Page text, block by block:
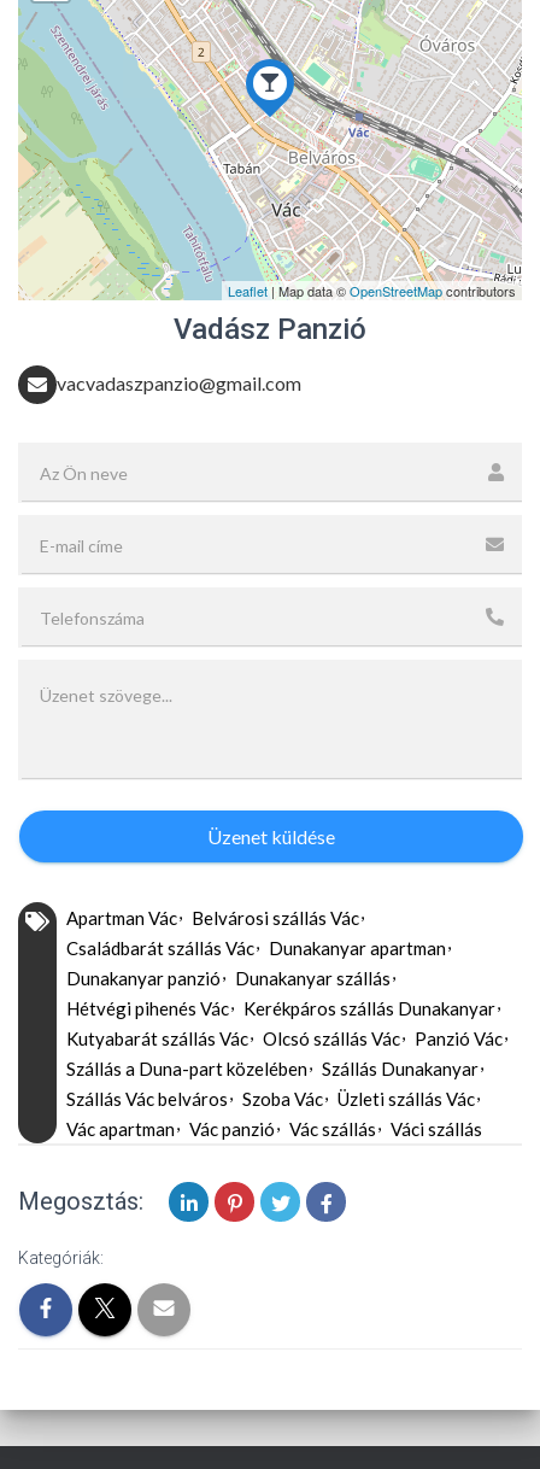
Leaflet| Map data ©OpenStreetMapcontributors
Vadász Panzió
vacvadaszpanzio@gmail.com
Üzenet küldése
Apartman Vác
Belvárosi szállás Vác
Családbarát szállás Vác
Dunakanyar apartman
Dunakanyar panzió
Dunakanyar szállás
Hétvégi pihenés Vác
Kerékpáros szállás Dunakanyar
Kutyabarát szállás Vác
Olcsó szállás Vác
Panzió Vác
Szállás a Duna-part közelében
Szállás Dunakanyar
Szállás Vác belváros
Szoba Vác
Üzleti szállás Vác
Vác apartman
Vác panzió Vác szállás Váci szállás
Megosztás:
Kategóriák: